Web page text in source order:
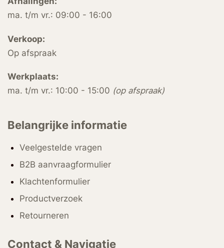
ma. t/m vr.: 09:00 - 16:00
Verkoop:
Op afspraak
Werkplaats:
ma. t/m vr.: 10:00 - 15:00 (op afspraak)
Belangrijke informatie
Veelgestelde vragen
B2B aanvraagformulier
Klachtenformulier
Productverzoek
Retourneren
Contact & Navigatie